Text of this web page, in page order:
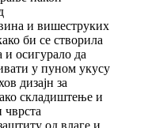
и вишеструких
би се створила
и осигурало да
у пуном укусу
дизајн за
складиштење и
чврста
од влаге и